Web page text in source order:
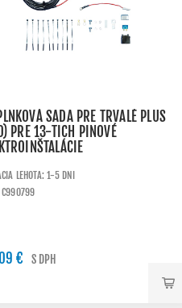
SADA PRE TRVALÉ PLUS
PRE 13-TICH PINOVÉ
LEHOTA: 1-5 DNI
C990799
€ S DPH